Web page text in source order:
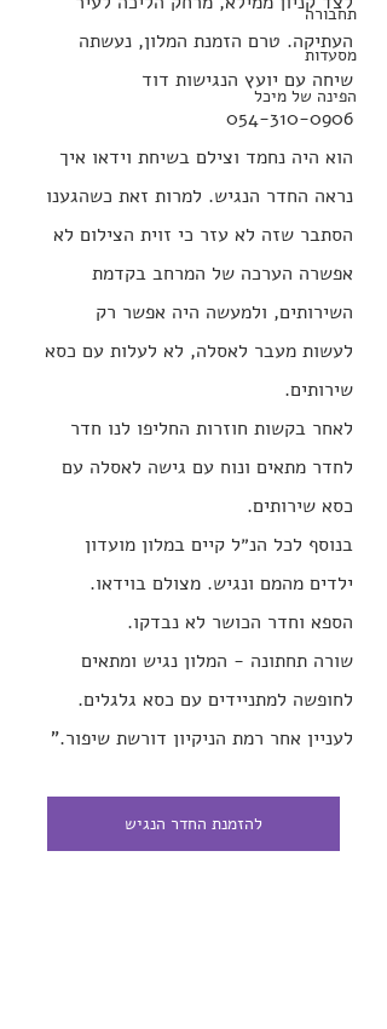
תחבורה
מסעדות
הפינה של מיכל
העתיקה. טרם הזמנת המלון, נעשתה
שיחה עם יועץ הנגישות דוד
‪054‑310‑0906‬
הוא היה נחמד וצילם בשיחת וידאו איך
נראה החדר הנגיש. למרות זאת כשהגענו
הסתבר שזה לא עזר כי זוית הצילום לא
אפשרה הערכה של המרחב בקדמת
השירותים, ולמעשה היה אפשר רק
לעשות מעבר לאסלה, לא לעלות עם כסא
שירותים.
לאחר בקשות חוזרות החליפו לנו חדר
לחדר מתאים ונוח עם גישה לאסלה עם
כסא שירותים.
בנוסף לכל הנ״ל קיים במלון מועדון
ילדים מהמם ונגיש. מצולם בוידאו.
הספא וחדר הכושר לא נבדקו.
שורה תחתונה - המלון נגיש ומתאים
לחופשה למתניידים עם כסא גלגלים.
לעניין אחר רמת הניקיון דורשת שיפור."
להזמנת החדר הנגיש